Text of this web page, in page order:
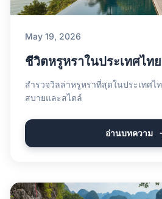
May 19, 2026
ชีวิตหรูหราในประเทศไท
สำรวจวิลล่าหรูหราที่สุดในประเทศไ
สบายและสไตล์
อ่านบทความ